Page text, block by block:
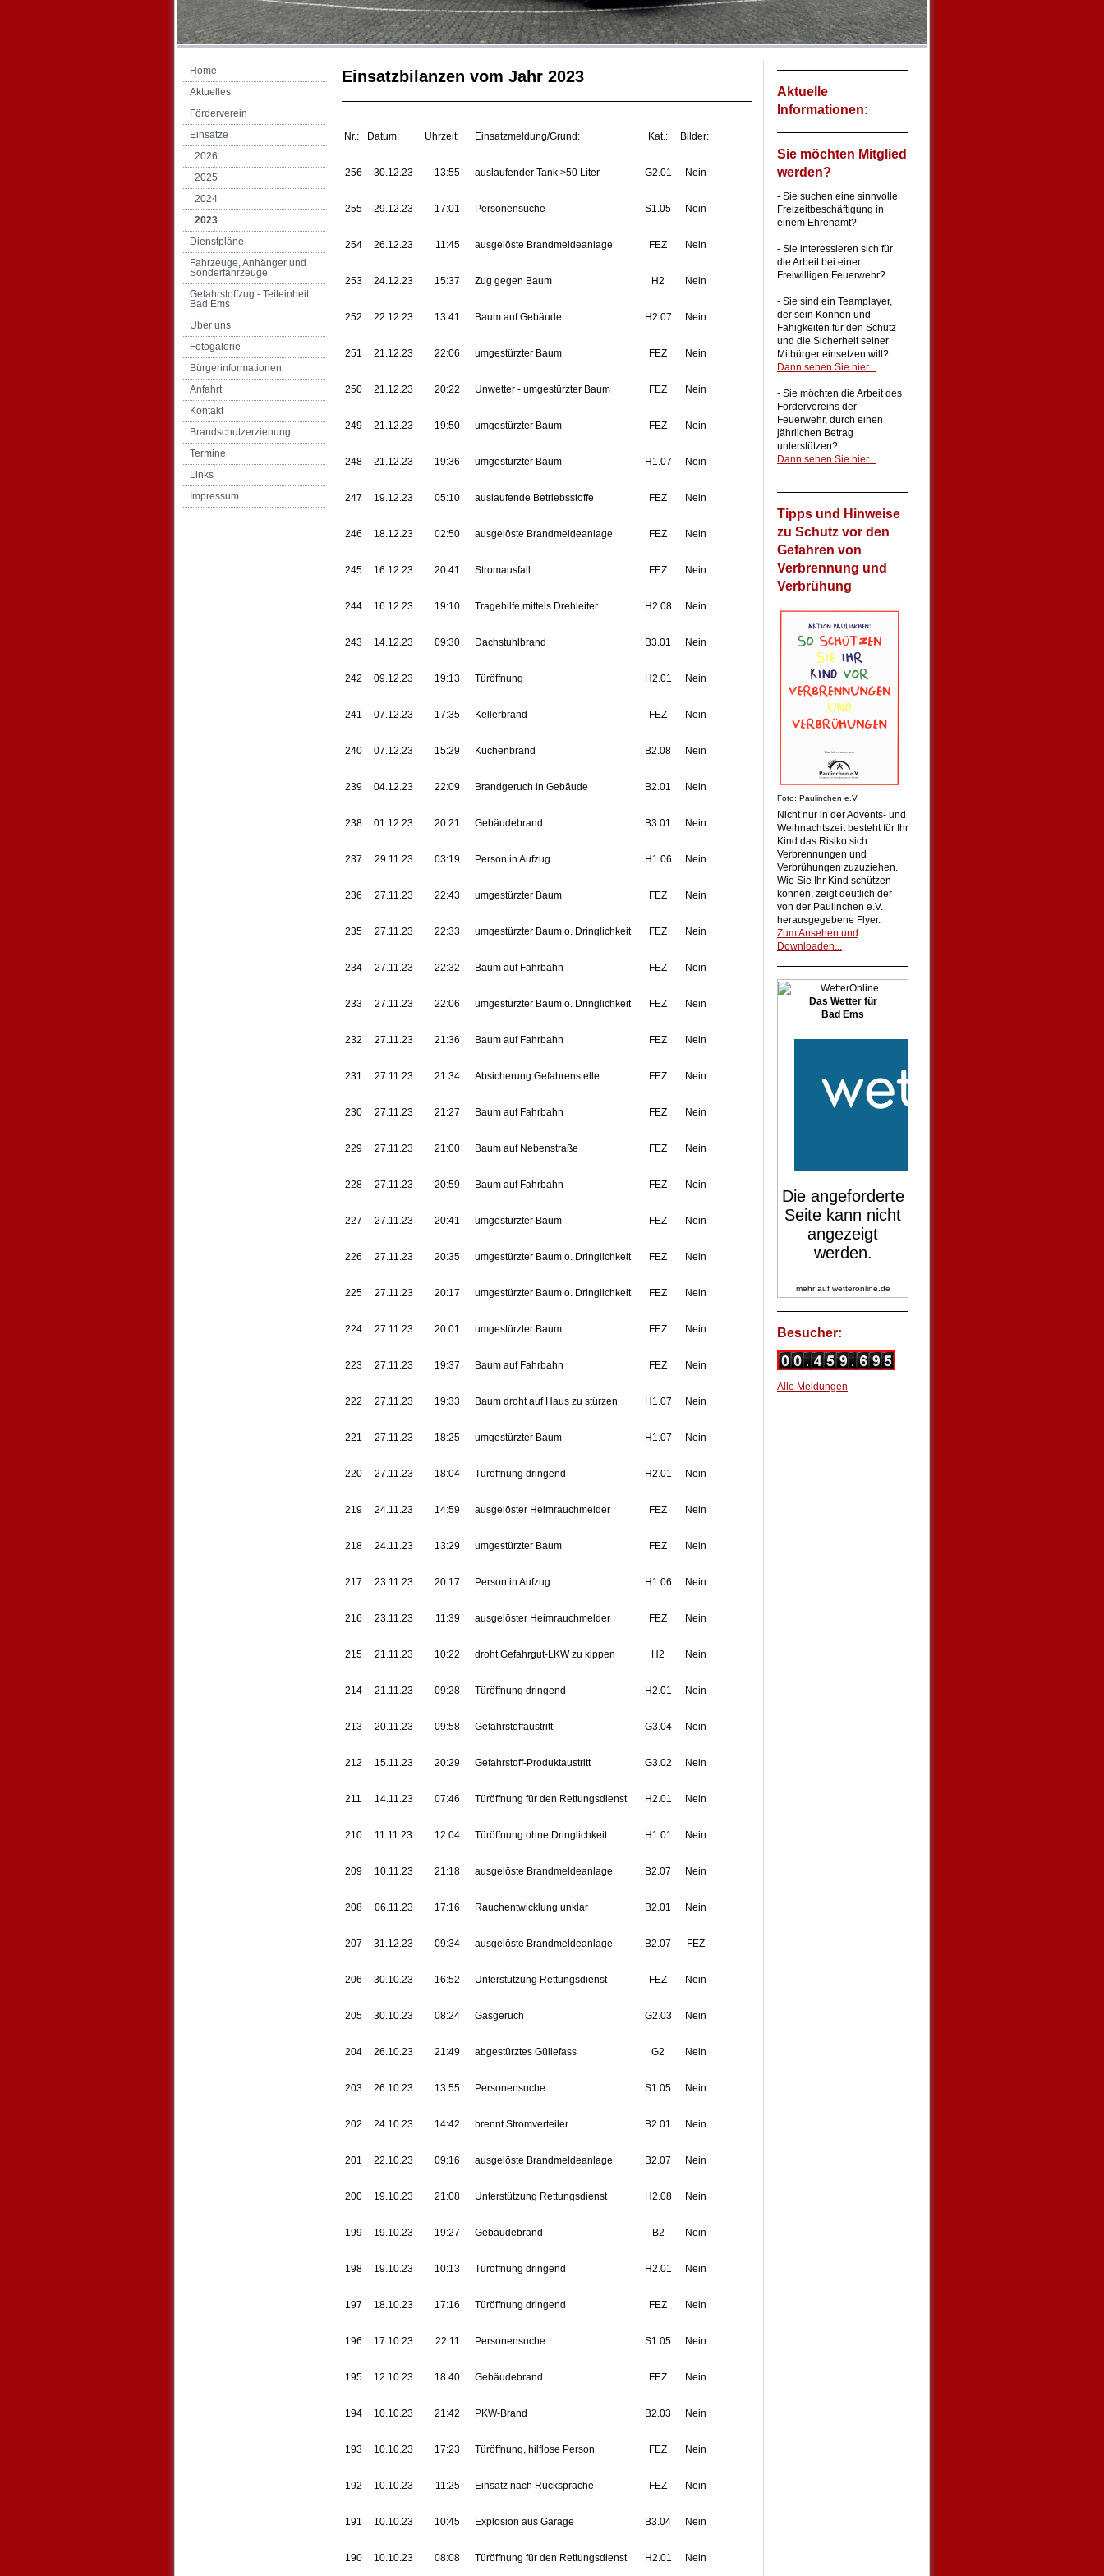
Home
Aktuelles
Förderverein
Einsätze
2026
2025
2024
2023
Dienstpläne
Fahrzeuge, Anhänger und
Sonderfahrzeuge
Gefahrstoffzug - Teileinheit
Bad Ems
Über uns
Fotogalerie
Bürgerinformationen
Anfahrt
Kontakt
Brandschutzerziehung
Termine
Links
Impressum
Einsatzbilanzen vom Jahr 2023
Nr.: Datum: Uhrzeit: Einsatzmeldung/Grund: Kat.: Bilder:
256 30.12.23 13:55 auslaufender Tank >50 Liter G2.01 Nein
255 29.12.23 17:01 Personensuche S1.05 Nein
254 26.12.23 11:45 ausgelöste Brandmeldeanlage FEZ Nein
253 24.12.23 15:37 Zug gegen Baum H2 Nein
252 22.12.23 13:41 Baum auf Gebäude H2.07 Nein
251 21.12.23 22:06 umgestürzter Baum FEZ Nein
250 21.12.23 20:22 Unwetter - umgestürzter Baum FEZ Nein
249 21.12.23 19:50 umgestürzter Baum FEZ Nein
248 21.12.23 19:36 umgestürzter Baum H1.07 Nein
247 19.12.23 05:10 auslaufende Betriebsstoffe FEZ Nein
246 18.12.23 02:50 ausgelöste Brandmeldeanlage FEZ Nein
245 16.12.23 20:41 Stromausfall FEZ Nein
244 16.12.23 19:10 Tragehilfe mittels Drehleiter H2.08 Nein
243 14.12.23 09:30 Dachstuhlbrand B3.01 Nein
242 09.12.23 19:13 Türöffnung H2.01 Nein
241 07.12.23 17:35 Kellerbrand FEZ Nein
240 07.12.23 15:29 Küchenbrand B2.08 Nein
239 04.12.23 22:09 Brandgeruch in Gebäude B2.01 Nein
238 01.12.23 20:21 Gebäudebrand B3.01 Nein
237 29.11.23 03:19 Person in Aufzug H1.06 Nein
236 27.11.23 22:43 umgestürzter Baum FEZ Nein
235 27.11.23 22:33 umgestürzter Baum o. Dringlichkeit FEZ Nein
234 27.11.23 22:32 Baum auf Fahrbahn FEZ Nein
233 27.11.23 22:06 umgestürzter Baum o. Dringlichkeit FEZ Nein
232 27.11.23 21:36 Baum auf Fahrbahn FEZ Nein
231 27.11.23 21:34 Absicherung Gefahrenstelle FEZ Nein
230 27.11.23 21:27 Baum auf Fahrbahn FEZ Nein
229 27.11.23 21:00 Baum auf Nebenstraße FEZ Nein
228 27.11.23 20:59 Baum auf Fahrbahn FEZ Nein
227 27.11.23 20:41 umgestürzter Baum FEZ Nein
226 27.11.23 20:35 umgestürzter Baum o. Dringlichkeit FEZ Nein
225 27.11.23 20:17 umgestürzter Baum o. Dringlichkeit FEZ Nein
224 27.11.23 20:01 umgestürzter Baum FEZ Nein
223 27.11.23 19:37 Baum auf Fahrbahn FEZ Nein
222 27.11.23 19:33 Baum droht auf Haus zu stürzen H1.07 Nein
221 27.11.23 18:25 umgestürzter Baum H1.07 Nein
220 27.11.23 18:04 Türöffnung dringend H2.01 Nein
219 24.11.23 14:59 ausgelöster Heimrauchmelder FEZ Nein
218 24.11.23 13:29 umgestürzter Baum FEZ Nein
217 23.11.23 20:17 Person in Aufzug H1.06 Nein
216 23.11.23 11:39 ausgelöster Heimrauchmelder FEZ Nein
215 21.11.23 10:22 droht Gefahrgut-LKW zu kippen H2 Nein
214 21.11.23 09:28 Türöffnung dringend H2.01 Nein
213 20.11.23 09:58 Gefahrstoffaustritt G3.04 Nein
212 15.11.23 20:29 Gefahrstoff-Produktaustritt G3.02 Nein
211 14.11.23 07:46 Türöffnung für den Rettungsdienst H2.01 Nein
210 11.11.23 12:04 Türöffnung ohne Dringlichkeit H1.01 Nein
209 10.11.23 21:18 ausgelöste Brandmeldeanlage B2.07 Nein
208 06.11.23 17:16 Rauchentwicklung unklar B2.01 Nein
207 31.12.23 09:34 ausgelöste Brandmeldeanlage B2.07 FEZ
206 30.10.23 16:52 Unterstützung Rettungsdienst FEZ Nein
205 30.10.23 08:24 Gasgeruch G2.03 Nein
204 26.10.23 21:49 abgestürztes Güllefass G2 Nein
203 26.10.23 13:55 Personensuche S1.05 Nein
202 24.10.23 14:42 brennt Stromverteiler B2.01 Nein
201 22.10.23 09:16 ausgelöste Brandmeldeanlage B2.07 Nein
200 19.10.23 21:08 Unterstützung Rettungsdienst H2.08 Nein
199 19.10.23 19:27 Gebäudebrand B2 Nein
198 19.10.23 10:13 Türöffnung dringend H2.01 Nein
197 18.10.23 17:16 Türöffnung dringend FEZ Nein
196 17.10.23 22:11 Personensuche S1.05 Nein
195 12.10.23 18.40 Gebäudebrand FEZ Nein
194 10.10.23 21:42 PKW-Brand B2.03 Nein
193 10.10.23 17:23 Türöffnung, hilflose Person FEZ Nein
192 10.10.23 11:25 Einsatz nach Rücksprache FEZ Nein
191 10.10.23 10:45 Explosion aus Garage B3.04 Nein
190 10.10.23 08:08 Türöffnung für den Rettungsdienst H2.01 Nein
Aktuelle
Informationen:
Sie möchten Mitglied
werden?
- Sie suchen eine sinnvolle
Freizeitbeschäftigung in
einem Ehrenamt?
- Sie interessieren sich für
die Arbeit bei einer
Freiwilligen Feuerwehr?
- Sie sind ein Teamplayer,
der sein Können und
Fähigkeiten für den Schutz
und die Sicherheit seiner
Mitbürger einsetzen will?
Dann sehen Sie hier...
- Sie möchten die Arbeit des
Fördervereins der
Feuerwehr, durch einen
jährlichen Betrag
unterstützen?
Dann sehen Sie hier...
Tipps und Hinweise
zu Schutz vor den
Gefahren von
Verbrennung und
Verbrühung
Foto: Paulinchen e.V.
Nicht nur in der Advents- und
Weihnachtszeit besteht für Ihr
Kind das Risiko sich
Verbrennungen und
Verbrühungen zuzuziehen.
Wie Sie Ihr Kind schützen
können, zeigt deutlich der
von der Paulinchen e.V.
herausgegebene Flyer.
Zum Ansehen und
Downloaden...
Das Wetter für
Bad Ems
mehr auf wetteronline.de
Besucher:
Alle Meldungen